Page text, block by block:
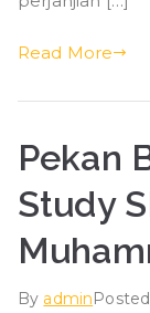
Read More
Pekan
Study
By admin